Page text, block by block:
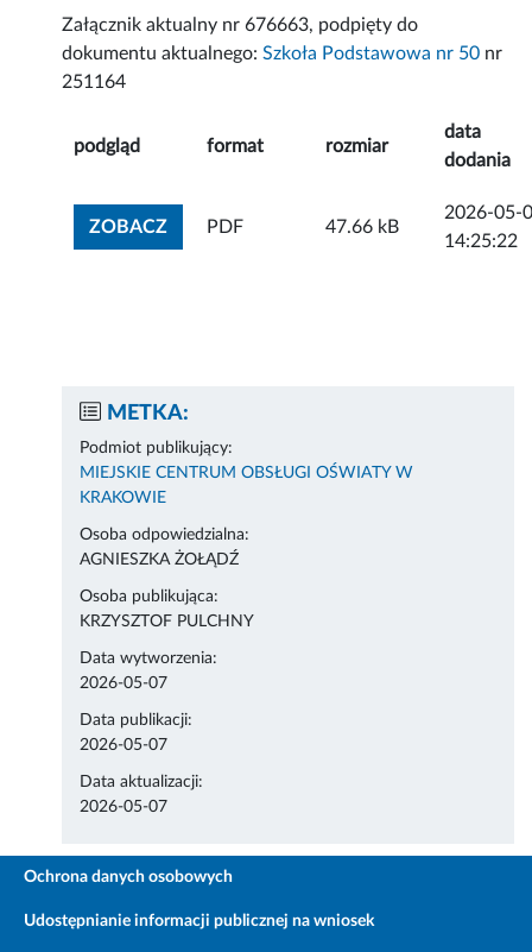
Załącznik aktualny nr 676663, podpięty do
dokumentu aktualnego:Szkoła Podstawowa nr 50 nr
251164
podgląd format rozmiar
data
dodania
ZOBACZZOBACZ ZAŁĄCZNIK
PDF 47.66 kB
2026-05-
14:25:22
METKA:
Podmiot publikujący:
MIEJSKIE CENTRUM OBSŁUGI OŚWIATY W
KRAKOWIE
Osoba odpowiedzialna:
AGNIESZKA ŻOŁĄDŹ
Osoba publikująca:
KRZYSZTOF PULCHNY
Data wytworzenia:
2026-05-07
Data publikacji:
2026-05-07
Data aktualizacji:
2026-05-07
Ochrona danych osobowych
Udostępnianie informacji publicznej na wniosek